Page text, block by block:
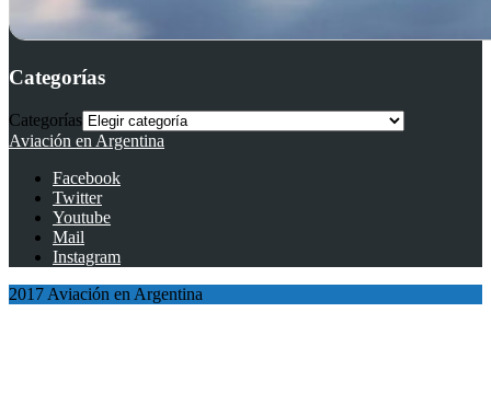
Categorías
Categorías
Aviación en Argentina
Facebook
Twitter
Youtube
Mail
Instagram
2017 Aviación en Argentina